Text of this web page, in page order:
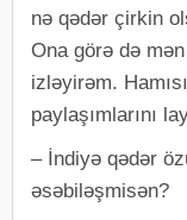
nə qədər çirkin
Ona görə də
izləyirəm.
paylaşımlarını
– İndiyə qədər
əsəbiləşmisən?